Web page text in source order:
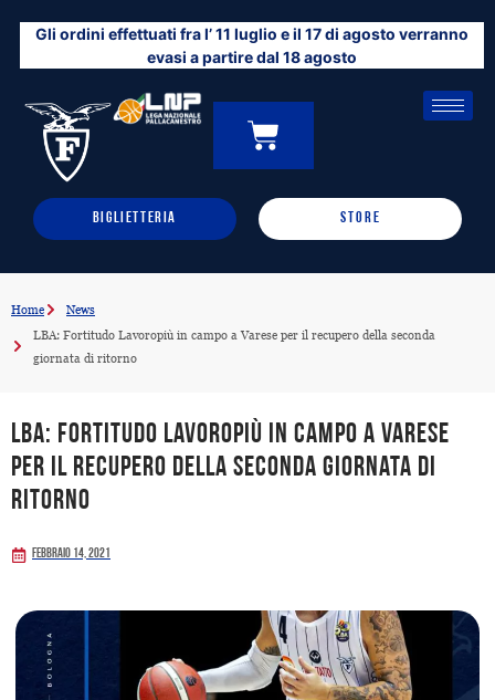
contenuto
Gli ordini effettuati fra l’ 11 luglio e il 17 di agosto verranno
evasi a partire dal 18 agosto
0
CARRELLO
BIGLIETTERIA STORE
Home
News
LBA: Fortitudo Lavoropiù in campo a Varese per il recupero della seconda
giornata di ritorno
LBA: Fortitudo Lavoropiù in campo a Varese
per il recupero della seconda giornata di
ritorno
Febbraio 14, 2021